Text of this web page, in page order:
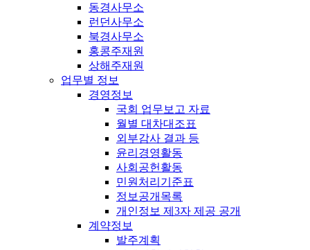
동경사무소
런던사무소
북경사무소
홍콩주재원
상해주재원
업무별 정보
경영정보
국회 업무보고 자료
월별 대차대조표
외부감사 결과 등
윤리경영활동
사회공헌활동
민원처리기준표
정보공개목록
개인정보 제3자 제공 공개
계약정보
발주계획